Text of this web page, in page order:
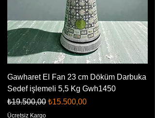
Gawharet El Fan 23 cm Döküm Darbuka
Sedef işlemeli 5,5 Kg Gwh1450
Normal Fiyat
₺19.500,00 İndirimli Fiyat
₺15.500,00
Ücretsiz Kargo